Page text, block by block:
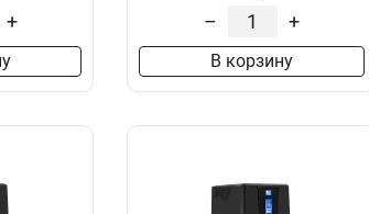
11,USB
4
+ – +
В корзину